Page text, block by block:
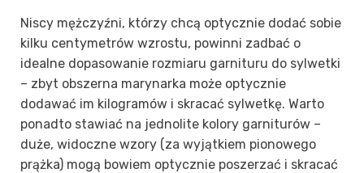
Niscy mężczyźni, którzy chcą optycznie dodać sobie
kilku centymetrów wzrostu, powinni zadbać o
idealne dopasowanie rozmiaru garnituru do sylwetki
– zbyt obszerna marynarka może optycznie
dodawać im kilogramów i skracać sylwetkę. Warto
ponadto stawiać na jednolite kolory garniturów –
duże, widoczne wzory (za wyjątkiem pionowego
prążka) mogą bowiem optycznie poszerzać i skracać